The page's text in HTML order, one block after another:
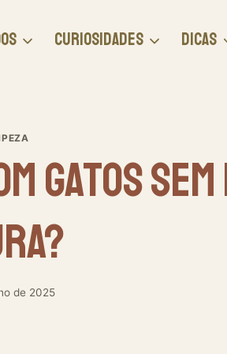
CURIOSIDADES DICAS
Gatos
de 2025